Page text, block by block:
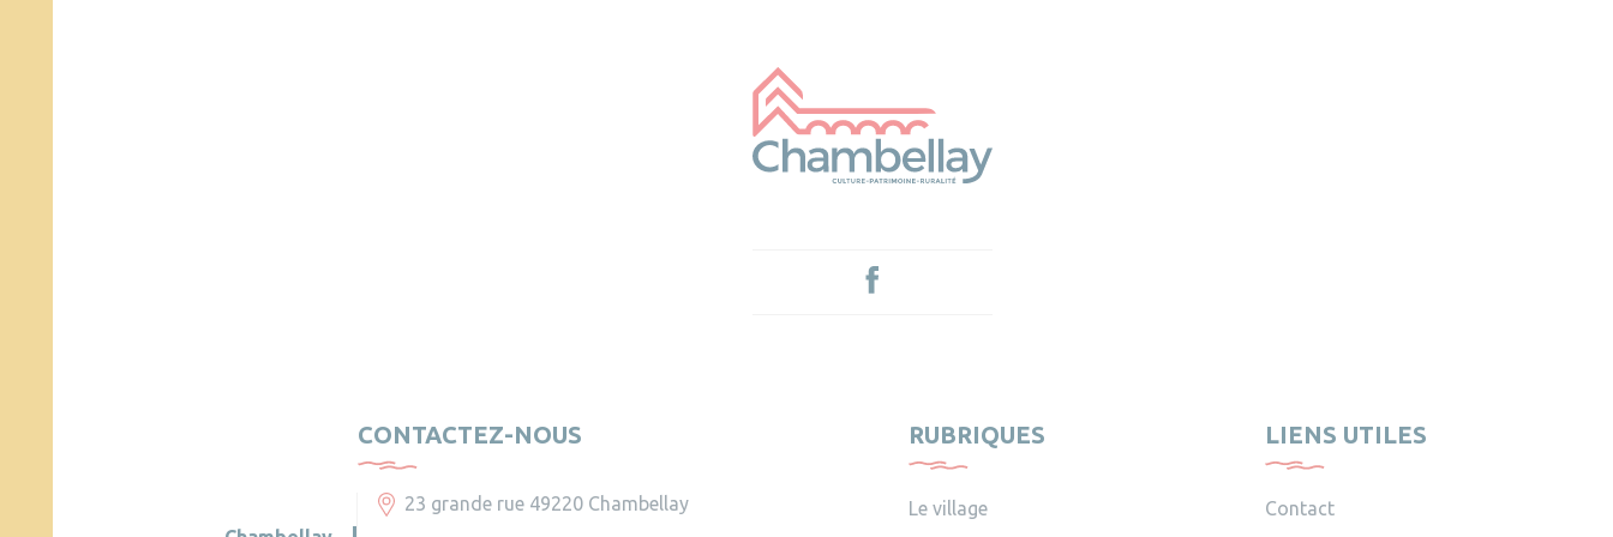
CONTACTEZ-NOUS
23 grande rue 49220 Chambellay
RUBRIQUES
Le village
LIENS UTILES
Contact